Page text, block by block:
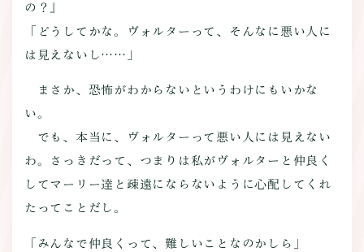
の？』
「どうしてかな。ヴォルターって、そんなに悪い人に
は見えないし……」
まさか、恐怖がわからないというわけにもいかな
い。
でも、本当に、ヴォルターって悪い人には見えない
わ。さっきだって、つまりは私がヴォルターと仲良く
してマーリー達と疎遠にならないように心配してくれ
たってことだし。
「みんなで仲良くって、難しいことなのかしら」